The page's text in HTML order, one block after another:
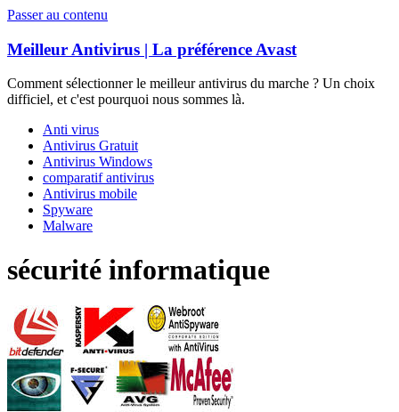
Passer au contenu
Meilleur Antivirus | La préférence Avast
Comment sélectionner le meilleur antivirus du marche ? Un choix
difficiel, et c'est pourquoi nous sommes là.
Anti virus
Antivirus Gratuit
Antivirus Windows
comparatif antivirus
Antivirus mobile
Spyware
Malware
sécurité informatique